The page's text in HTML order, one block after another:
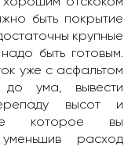
быть покрытие
крупные
быть готовым.
уже с асфальтом
ума, вывести
высот и
которое вы
расход